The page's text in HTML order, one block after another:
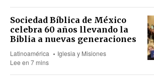
Sociedad Bíblica de México
celebra 60 años llevando la
Biblia a nuevas generaciones
Latinoamérica
Iglesia y Misiones
Lee en 7 mins